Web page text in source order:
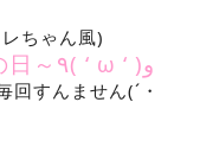
ちゃん風)
自称〇イド〇の日～٩( ‘ ω ‘ )و
すんません(´・